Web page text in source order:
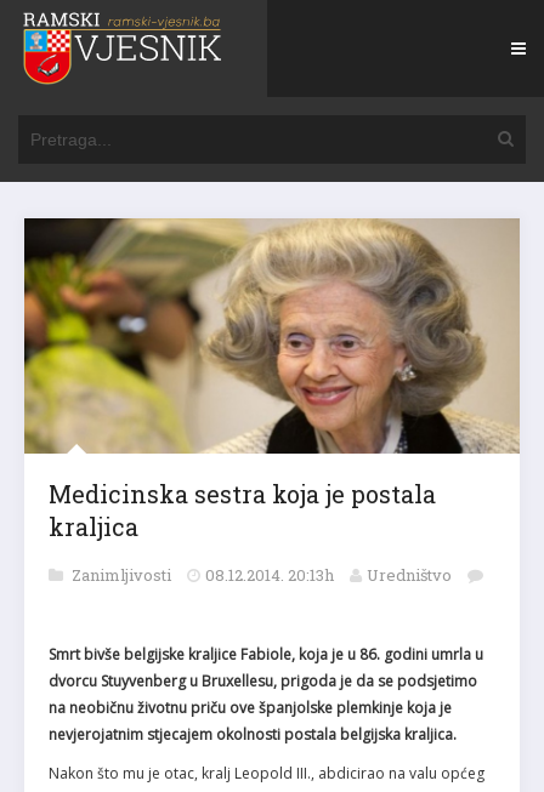
Medicinska sestra koja je postala
kraljica
Zanimljivosti 08.12.2014. 20:13h Uredništvo
Smrt bivše belgijske kraljice Fabiole, koja je u 86. godini umrla u
dvorcu Stuyvenberg u Bruxellesu, prigoda je da se podsjetimo
na neobičnu životnu priču ove španjolske plemkinje koja je
nevjerojatnim stjecajem okolnosti postala belgijska kraljica.
Nakon što mu je otac, kralj Leopold III., abdicirao na valu općeg